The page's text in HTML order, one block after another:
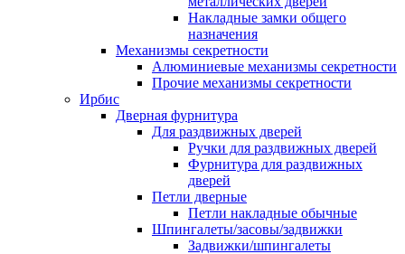
Накладные замки общего
назначения
Механизмы секретности
Алюминиевые механизмы секретности
Прочие механизмы секретности
Ирбис
Дверная фурнитура
Для раздвижных дверей
Ручки для раздвижных дверей
Фурнитура для раздвижных
дверей
Петли дверные
Петли накладные обычные
Шпингалеты/засовы/задвижки
Задвижки/шпингалеты